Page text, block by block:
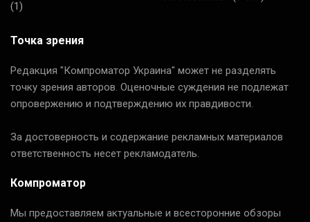
(1)
Точка зрения
Редакция "Компроматор Украина" может не разделять
точку зрения авторов. Оценочные суждения не подлежат
опровержению и подтверждению их правдивости.
За достоверность и содержание рекламных материалов
ответственность несет рекламодатель.
Компроматор
Мы предоставляем актуальные и всесторонние обзоры